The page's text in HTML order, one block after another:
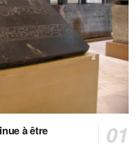
à être